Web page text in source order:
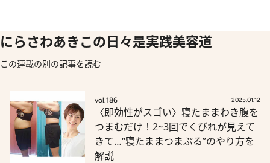
にらさわあきこの日々是実践美容道
この連載の別の記事を読む
vol.186 2025.01.12
〈即効性がスゴい〉寝たままわき腹を
つまむだけ！2~3回でくびれが見えて
きて…“寝たままつまぷる”のやり方を
解説